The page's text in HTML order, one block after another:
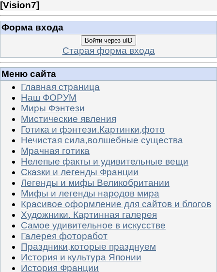
[Vision7]
Форма входа
Войти через uID
Старая форма входа
Меню сайта
Главная страница
Наш ФОРУМ
Миры Фэнтези
Мистические явления
Готика и фэнтези.Картинки,фото
Нечистая сила,волшебные существа
Мрачная готика
Нелепые факты и удивительные вещи
Сказки и легенды Франции
Легенды и мифы Великобритании
Мифы и легенды народов мира
Красивое оформление для сайтов и блогов
Художники. Картинная галерея
Самое удивительное в искусстве
Галерея фоторабот
Праздники,которые празднуем
История и культура Японии
История Франции